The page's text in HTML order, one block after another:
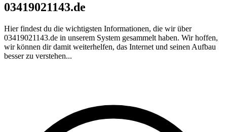
03419021143.de
Hier findest du die wichtigsten Informationen, die wir über
03419021143.de in unserem System gesammelt haben. Wir hoffen,
wir können dir damit weiterhelfen, das Internet und seinen Aufbau
besser zu verstehen...